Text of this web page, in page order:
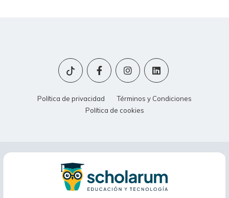
Política de privacidad
Términos y Condiciones
Política de cookies